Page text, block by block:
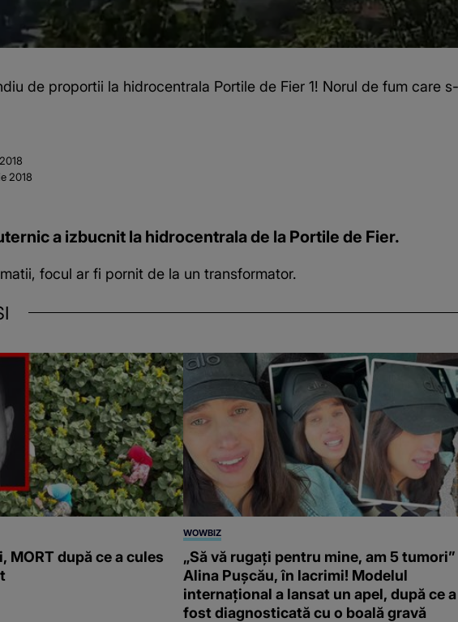
de proportii la hidrocentrala Portile de Fier 1! Norul de fum care
2018
a izbucnit la hidrocentrala de la Portile de Fier.
focul ar fi pornit de la un transformator.
MORT după ce a cules
WOWBIZ
„Să vă rugați pentru mine, am 5 tumori”
Alina Pușcău, în lacrimi! Modelul
internațional a lansat un apel, după ce a
fost diagnosticată cu o boală gravă